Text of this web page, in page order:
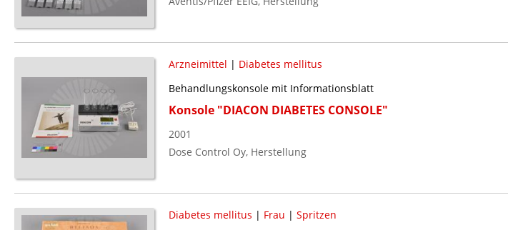
Arzneimittel | Diabetes mellitus
Behandlungskonsole mit Informationsblatt
Konsole "DIACON DIABETES CONSOLE"
2001
Dose Control Oy, Herstellung
Diabetes mellitus | Frau | Spritzen